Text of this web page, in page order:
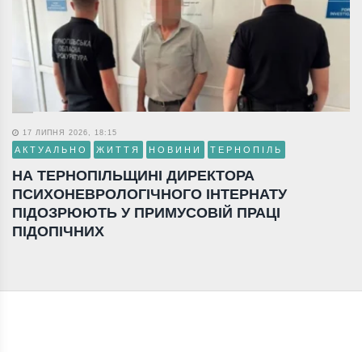
17 ЛИПНЯ 2026, 18:15
АКТУАЛЬНО ЖИТТЯ НОВИНИ ТЕРНОПІЛЬ
НА ТЕРНОПІЛЬЩИНІ ДИРЕКТОРА
ПСИХОНЕВРОЛОГІЧНОГО ІНТЕРНАТУ
ПІДОЗРЮЮТЬ У ПРИМУСОВІЙ ПРАЦІ
ПІДОПІЧНИХ